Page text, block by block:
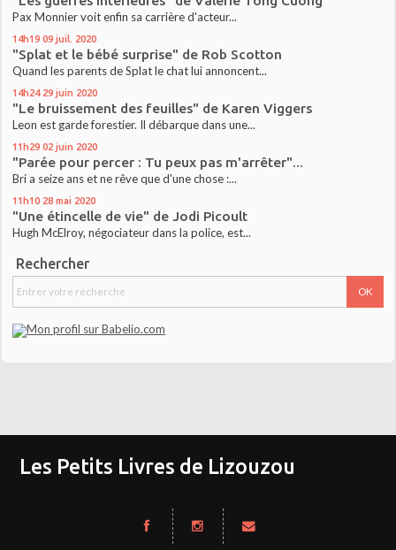
Pax Monnier voit enfin sa carrière d'acteur...
14h19 09 juil. 2020
"Splat et le bébé surprise" de Rob Scotton
Quand les parents de Splat le chat lui annoncent...
14h24 29 juin 2020
"Le bruissement des feuilles" de Karen Viggers
Leon est garde forestier. Il débarque dans une...
11h29 02 juin 2020
"Parée pour percer : Tu peux pas m'arrêter"...
Bri a seize ans et ne rêve que d'une chose :...
11h10 28 mai 2020
"Une étincelle de vie" de Jodi Picoult
Hugh McElroy, négociateur dans la police, est...
Rechercher
Les Petits Livres de Lizouzou